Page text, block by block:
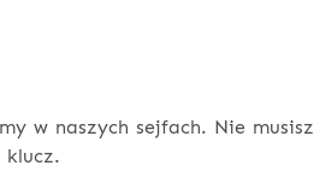
w naszych sejfach. Nie musisz